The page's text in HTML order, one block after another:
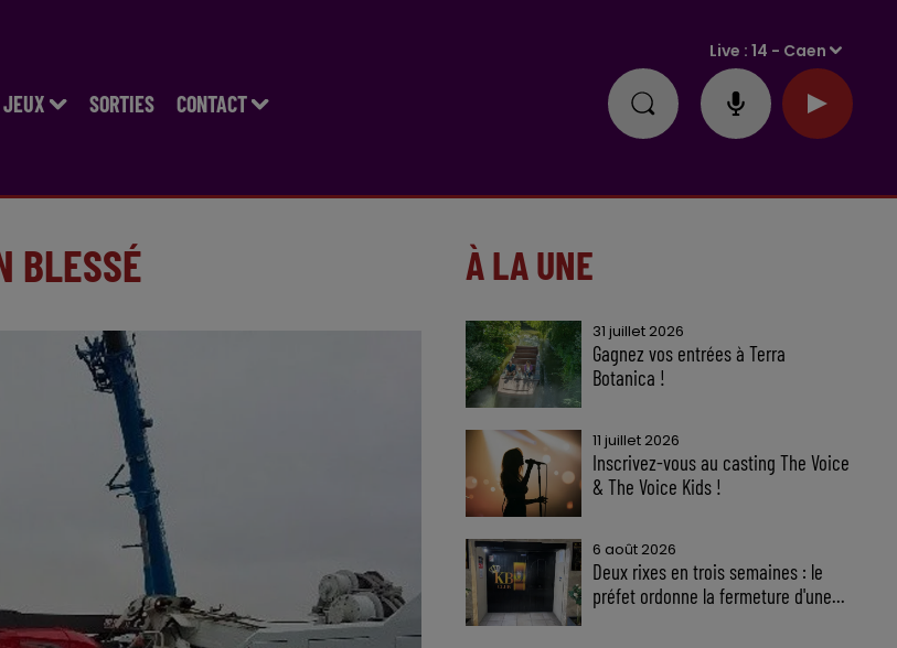
JEUX SORTIES CONTACT
Live :14 - Caen
BLESSÉ À LA UNE
31 juillet 2026
Gagnez vos entrées à Terra
Botanica !
11 juillet 2026
Inscrivez-vous au casting The Voice
& The Voice Kids !
6 août 2026
Deux rixes en trois semaines : le
préfet ordonne la fermeture d'une...